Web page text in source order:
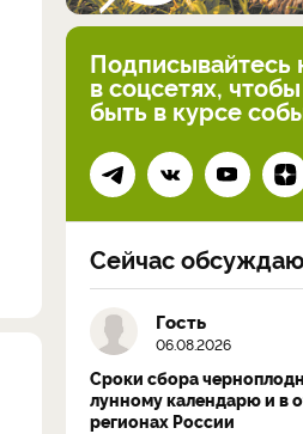
Подписывайтесь
в соцсетях,
быть в курсе
Сейчас
Гость
06.08.2026
Сроки сбора
лунному календарю и в
регионах России